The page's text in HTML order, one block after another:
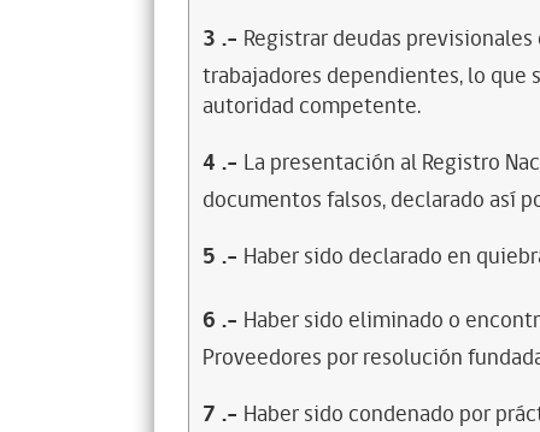
3 .- Registrar deudas
trabajadores dependientes, lo
autoridad competente.
4 .- La presentación al Registro
documentos falsos, declarado así
5 .- Haber sido declarado en
6 .- Haber sido eliminado o
Proveedores por resolución
7 .- Haber sido condenado por